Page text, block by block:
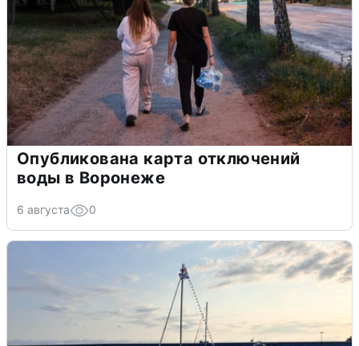
Опубликована карта отключений
воды в Воронеже
6 августа 0